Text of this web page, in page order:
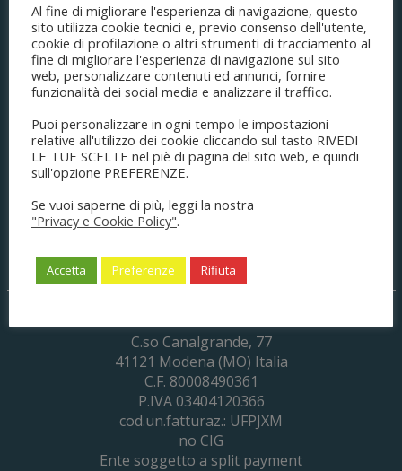
ORDINE DEGLI AVVOCATI
di Modena
Sede legale
C.so Canalgrande, 77
41121 Modena (MO) Italia
C.F. 80008490361
P.IVA 03404120366
cod.un.fatturaz.: UFPJXM
no CIG
Ente soggetto a split payment
Al fine di migliorare l'esperienza di navigazione, questo
sito utilizza cookie tecnici e, previo consenso dell'utente,
cookie di profilazione o altri strumenti di tracciamento al
fine di migliorare l'esperienza di navigazione sul sito
web, personalizzare contenuti ed annunci, fornire
funzionalità dei social media e analizzare il traffico.
Puoi personalizzare in ogni tempo le impostazioni
relative all'utilizzo dei cookie cliccando sul tasto RIVEDI
LE TUE SCELTE nel piè di pagina del sito web, e quindi
sull'opzione PREFERENZE.
Se vuoi saperne di più, leggi la nostra
"Privacy e Cookie Policy".
Accetta Preferenze Rifiuta